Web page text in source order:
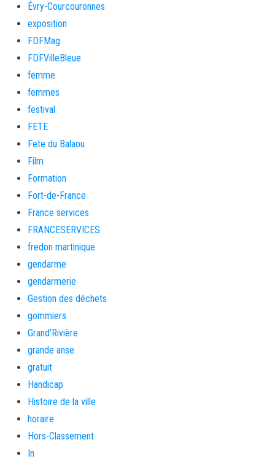
Évry-Courcouronnes
exposition
FDFMag
FDFVilleBleue
femme
femmes
festival
FETE
Fete du Balaou
Film
Formation
Fort-de-France
France services
FRANCESERVICES
fredon martinique
gendarme
gendarmerie
Gestion des déchets
gommiers
Grand'Rivière
grande anse
gratuit
Handicap
Histoire de la ville
horaire
Hors-Classement
In